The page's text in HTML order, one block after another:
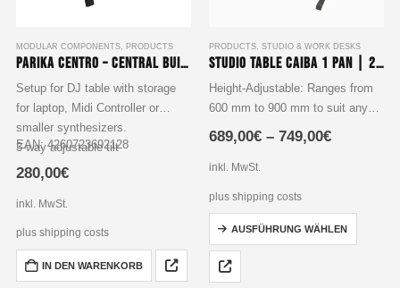
MODULAR COMPONENTS, PRODUCTS
Parika Centro – Central Build-up Unit
Setup for DJ table with storage
for laptop, Midi Controller or
smaller synthesizers.
3-way adjustable tilt
8-way horizontal adjustment
EAN: 4260723692128
280,00€
inkl. MwSt.
plus shipping costs
IN DEN WARENKORB
PRODUCTS STUDIO & WORK DESKS
Studio Table Caiba 1 Pan | 2 Pan – Single and Double Screen Mount Edition
Height-Adjustable: Ranges from
600 mm to 900 mm to suit any
setup.
Screen Mounts: Options for
single or dual screen mounts
power strip, extra…
689,00€ – 749,00€
inkl. MwSt.
plus shipping costs
AUSFÜHRUNG WÄHLEN
Dieses
Produkt
weist
mehrere